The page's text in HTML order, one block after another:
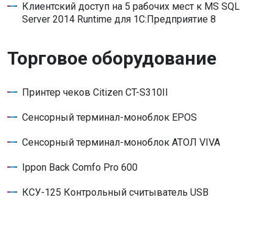
Клиентский доступ на 5 рабочих мест к MS SQL
Server 2014 Runtime для 1С:Предприятие 8
Торговое оборудование
Принтер чеков Citizen CT-S310II
Сенсорный терминал-моноблок EPOS
Сенсорный терминал-моноблок АТОЛ VIVA
Ippon Back Comfo Pro 600
КСУ-125 Контрольный считыватель USB